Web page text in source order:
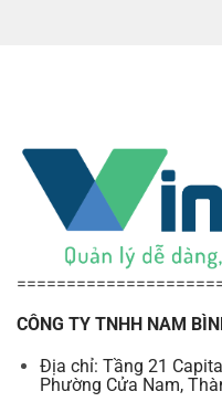
CÔNG TY TNHH NAM
Địa chỉ: Tầng 21
Phường Cửa Nam,